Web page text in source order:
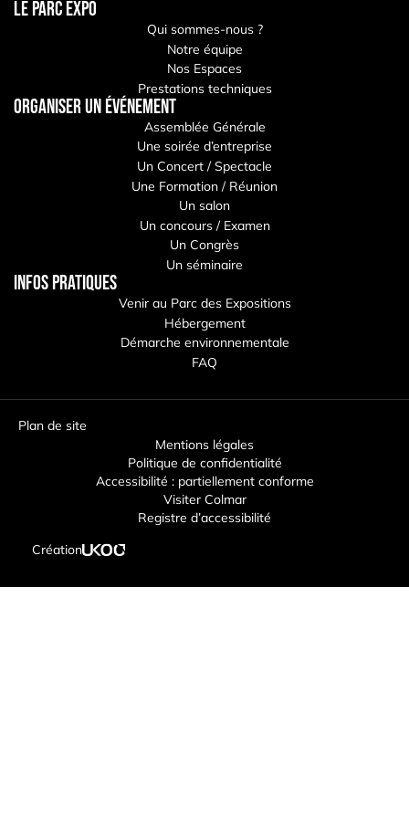
LE PARC EXPO
Qui sommes-nous ?
Notre équipe
Nos Espaces
Prestations techniques
Organiser un événement
Assemblée Générale
Une soirée d’entreprise
Un Concert / Spectacle
Une Formation / Réunion
Un salon
Un concours / Examen
Un Congrès
Un séminaire
Infos pratiques
Venir au Parc des Expositions
Hébergement
Démarche environnementale
FAQ
Plan de site
Mentions légales
Politique de confidentialité
Accessibilité : partiellement conforme
Visiter Colmar
Registre d’accessibilité
Création